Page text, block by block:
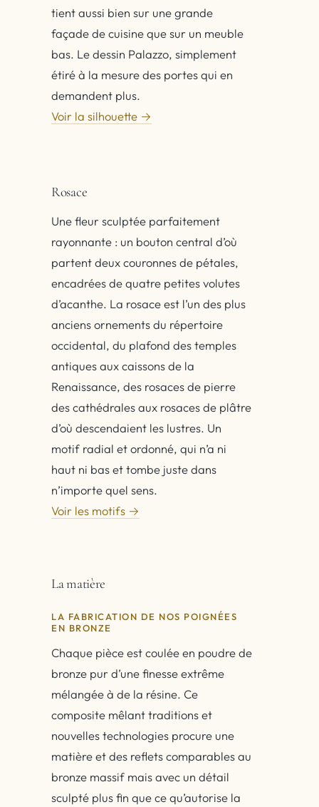
tient aussi bien sur une grande
façade de cuisine que sur un meuble
bas. Le dessin Palazzo, simplement
étiré à la mesure des portes qui en
demandent plus.
Voir la silhouette →
Rosace
Une fleur sculptée parfaitement
rayonnante : un bouton central d’où
partent deux couronnes de pétales,
encadrées de quatre petites volutes
d’acanthe. La rosace est l’un des plus
anciens ornements du répertoire
occidental, du plafond des temples
antiques aux caissons de la
Renaissance, des rosaces de pierre
des cathédrales aux rosaces de plâtre
d’où descendaient les lustres. Un
motif radial et ordonné, qui n’a ni
haut ni bas et tombe juste dans
n’importe quel sens.
Voir les motifs →
La matière
LA FABRICATION DE NOS POIGNÉES
EN BRONZE
Chaque pièce est coulée en poudre de
bronze pur d’une finesse extrême
mélangée à de la résine. Ce
composite mêlant traditions et
nouvelles technologies procure une
matière et des reflets comparables au
bronze massif mais avec un détail
sculpté plus fin que ce qu’autorise la